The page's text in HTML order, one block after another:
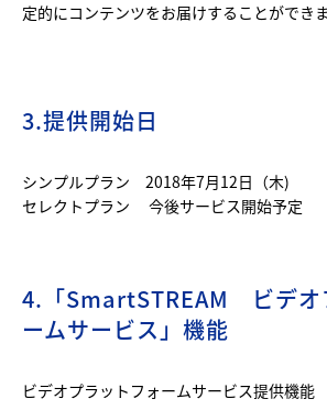
定的にコンテンツをお届けすることができま
3.提供開始日
シンプルプラン 2018年7月12日（木)
セレクトプラン 今後サービス開始予定
4.「SmartSTREAM ビデオ
ームサービス」機能
ビデオプラットフォームサービス提供機能